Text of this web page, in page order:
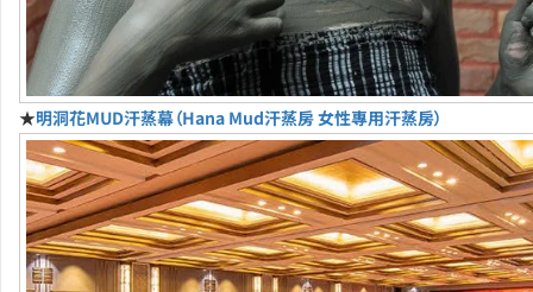
★明洞花MUD汗蒸幕（Hana Mud汗蒸房 女性專用汗蒸房）